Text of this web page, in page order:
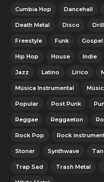
Cumbia Hop Dancehall
Death Metal Disco Drill
Freestyle Funk Gospel
Hip Hop House Indie
Jazz Latino Lírico
Música Instrumental
Popular Post Punk
Reggae Reggaeton
Rock Pop Rock
Stoner Synthwave
Trap Sad Trash Metal